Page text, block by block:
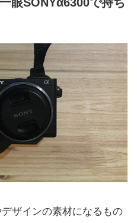
ザインの素材になるもの